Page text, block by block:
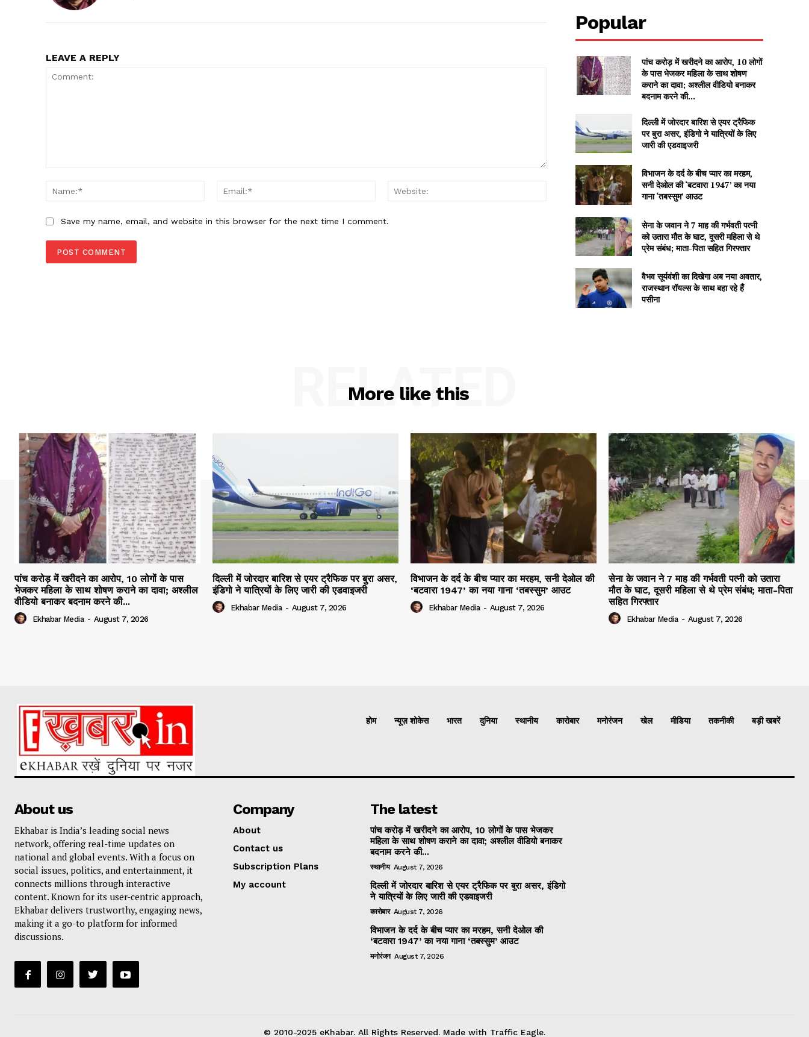
LEAVE A REPLY
Name:*
Email:* Website:
Save my name, email, and website in this browser for the next time I comment.
Popular
पांच करोड़ में खरीदने का आरोप, 10 लोगों
के पास भेजकर महिला के साथ शोषण
कराने का दावा; अश्लील वीडियो बनाकर
बदनाम करने की...
दिल्ली में जोरदार बारिश से एयर ट्रैफिक
पर बुरा असर, इंडिगो ने यात्रियों के लिए
जारी की एडवाइजरी
विभाजन के दर्द के बीच प्यार का मरहम,
सनी देओल की ‘बटवारा 1947’ का नया
गाना ‘तबस्सुम’ आउट
सेना के जवान ने 7 माह की गर्भवती पत्नी
को उतारा मौत के घाट, दूसरी महिला से थे
प्रेम संबंध; माता-पिता सहित गिरफ्तार
वैभव सूर्यवंशी का दिखेगा अब नया अवतार,
राजस्थान रॉयल्स के साथ बहा रहे हैं
पसीना
More like this
RELATED
पांच करोड़ में खरीदने का आरोप, 10 लोगों के पास
भेजकर महिला के साथ शोषण कराने का दावा; अश्लील
वीडियो बनाकर बदनाम करने की...
Ekhabar Media - August 7, 2026
दिल्ली में जोरदार बारिश से एयर ट्रैफिक पर बुरा असर,
इंडिगो ने यात्रियों के लिए जारी की एडवाइजरी
Ekhabar Media - August 7, 2026
विभाजन के दर्द के बीच प्यार का मरहम, सनी देओल की
‘बटवारा 1947’ का नया गाना ‘तबस्सुम’ आउट
Ekhabar Media - August 7, 2026
सेना के जवान ने 7 माह की गर्भवती पत्नी को उतारा
मौत के घाट, दूसरी महिला से थे प्रेम संबंध; माता-पिता
सहित गिरफ्तार
Ekhabar Media - August 7, 2026
होम न्यूज़ शोकेस भारत दुनिया स्थानीय कारोबार मनोरंजन खेल मीडिया तकनीकी बड़ी खबरें
About us
Ekhabar is India’s leading social news
network, offering real-time updates on
national and global events. With a focus on
social issues, politics, and entertainment, it
connects millions through interactive
content. Known for its user-centric approach,
Ekhabar delivers trustworthy, engaging news,
making it a go-to platform for informed
discussions.
Company
About
Contact us
Subscription Plans
My account
The latest
पांच करोड़ में खरीदने का आरोप, 10 लोगों के पास भेजकर
महिला के साथ शोषण कराने का दावा; अश्लील वीडियो बनाकर
बदनाम करने की...
स्थानीय August 7, 2026
दिल्ली में जोरदार बारिश से एयर ट्रैफिक पर बुरा असर, इंडिगो
ने यात्रियों के लिए जारी की एडवाइजरी
कारोबार August 7, 2026
विभाजन के दर्द के बीच प्यार का मरहम, सनी देओल की
‘बटवारा 1947’ का नया गाना ‘तबस्सुम’ आउट
मनोरंजन August 7, 2026
© 2010-2025 eKhabar. All Rights Reserved. Made with Traffic Eagle.